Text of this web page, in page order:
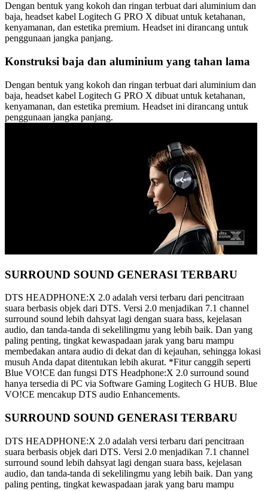
Dengan bentuk yang kokoh dan ringan terbuat dari aluminium dan
baja, headset kabel Logitech G PRO X dibuat untuk ketahanan,
kenyamanan, dan estetika premium. Headset ini dirancang untuk
penggunaan jangka panjang.
Konstruksi baja dan aluminium yang tahan lama
Dengan bentuk yang kokoh dan ringan terbuat dari aluminium dan
baja, headset kabel Logitech G PRO X dibuat untuk ketahanan,
kenyamanan, dan estetika premium. Headset ini dirancang untuk
penggunaan jangka panjang.
SURROUND SOUND GENERASI TERBARU
DTS HEADPHONE:X 2.0 adalah versi terbaru dari pencitraan
suara berbasis objek dari DTS. Versi 2.0 menjadikan 7.1 channel
surround sound lebih dahsyat lagi dengan suara bass, kejelasan
audio, dan tanda-tanda di sekelilingmu yang lebih baik. Dan yang
paling penting, tingkat kewaspadaan jarak yang baru mampu
membedakan antara audio di dekat dan di kejauhan, sehingga lokasi
musuh Anda dapat ditentukan lebih akurat. *Fitur canggih seperti
Blue VO!CE dan fungsi DTS Headphone:X 2.0 surround sound
hanya tersedia di PC via Software Gaming Logitech G HUB. Blue
VO!CE mencakup DTS audio Enhancements.
SURROUND SOUND GENERASI TERBARU
DTS HEADPHONE:X 2.0 adalah versi terbaru dari pencitraan
suara berbasis objek dari DTS. Versi 2.0 menjadikan 7.1 channel
surround sound lebih dahsyat lagi dengan suara bass, kejelasan
audio, dan tanda-tanda di sekelilingmu yang lebih baik. Dan yang
paling penting, tingkat kewaspadaan jarak yang baru mampu